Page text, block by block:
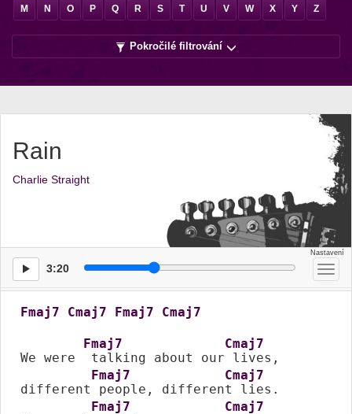
M N O P Q R S T U V W X Y Z
Pokročilé filtrování
Rain
Charlie Straight
3:20
Fmaj7 Cmaj7 Fmaj7 Cmaj7
We were
Fmaj7
talking about our
Cmaj7
lives,
different
Fmaj7
people, differen
Cmaj7
t lies.
Fmaj7
Cmaj7